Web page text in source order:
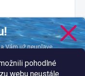
pohodlné
webu neustále
Vám už neuplave.